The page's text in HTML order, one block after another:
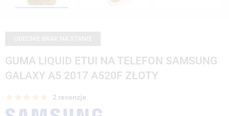
GUMA LIQUID ETUI NA TELEFON SAMSUNG
GALAXY A5 2017 A520F ZŁOTY
2 recenzje